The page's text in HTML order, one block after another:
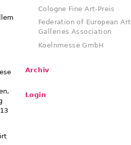
Cologne Fine Art-Preis
Federation of European Art
Galleries Association
Koelnmesse GmbH
Archiv
Login